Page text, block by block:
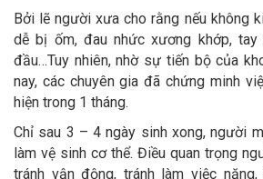
Bởi lẽ người xưa cho rằng nếu không
dễ bị ốm, đau nhức xương khớp, tay
đầu…Tuy nhiên, nhờ sự tiến bộ của
nay, các chuyên gia đã chứng minh
hiện trong 1 tháng.
Chỉ sau 3 – 4 ngày sinh xong, người
làm vệ sinh cơ thể. Điều quan trọng
tránh vận động, tránh làm việc nặng,